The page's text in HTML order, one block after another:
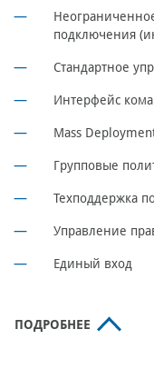
подключения
Стандартное
Интерфейс
Mass
Групповые
Техподдержка
Управление
Единый вход
ПОДРОБНЕЕ